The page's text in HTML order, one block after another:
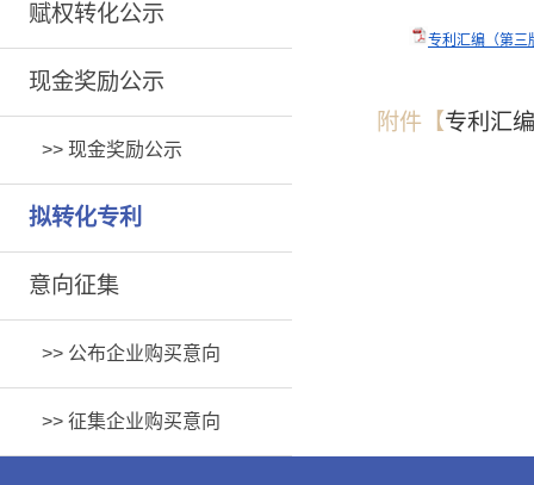
赋权转化公示
现金奖励公示
>> 现金奖励公示
拟转化专利
意向征集
>> 公布企业购买意向
>> 征集企业购买意向
专利汇编（第三
附件【专利汇